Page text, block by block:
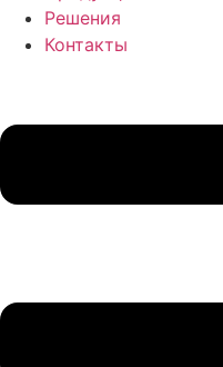
Решения
Контакты